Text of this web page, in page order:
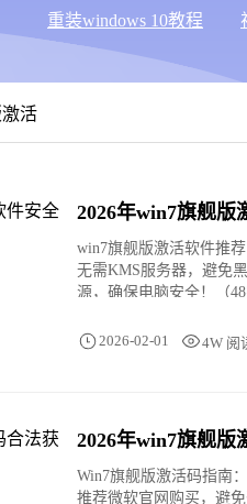
重装windows 10教程
活
2026年win7旗舰版
win7旗舰版激活软件推
无需KMS服务器，避免
源，确保电脑安全！（48
2026-02-01 4W 阅
2026年win7旗舰版
Win7旗舰版激活码指南
推荐微软官网购买，避